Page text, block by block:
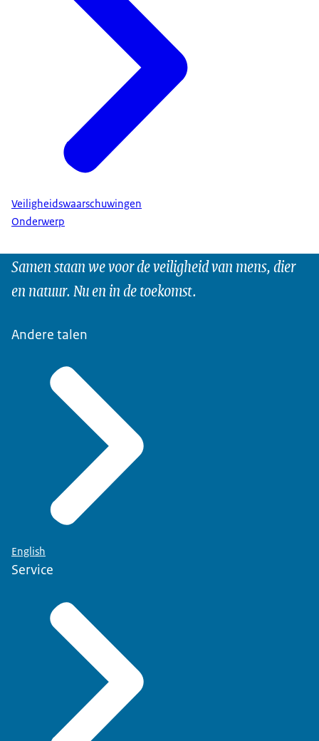
Veiligheidswaarschuwingen
Onderwerp
Samen staan we voor de veiligheid van mens, dier
en natuur. Nu en in de toekomst.
Andere talen
English
Service